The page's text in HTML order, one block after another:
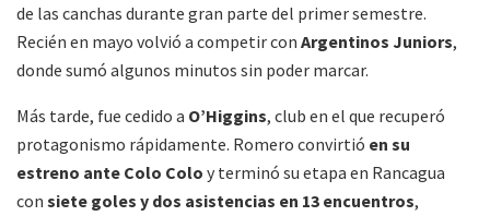
de las canchas durante gran parte del primer semestre.
Recién en mayo volvió a competir con Argentinos Juniors,
donde sumó algunos minutos sin poder marcar.
Más tarde, fue cedido a O’Higgins, club en el que recuperó
protagonismo rápidamente. Romero convirtió en su
estreno ante Colo Colo y terminó su etapa en Rancagua
con siete goles y dos asistencias en 13 encuentros,